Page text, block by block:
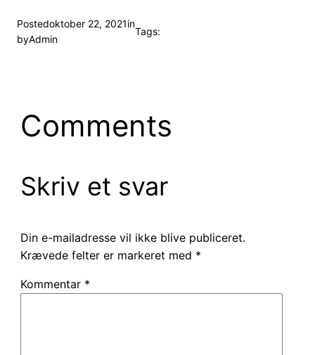
Postedoktober 22, 2021in
byAdmin
Tags:
Comments
Skriv et svar
Din e-mailadresse vil ikke blive publiceret.
Krævede felter er markeret med *
Kommentar *